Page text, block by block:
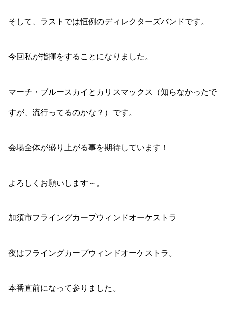
そして、ラストでは恒例のディレクターズバンドです。
今回私が指揮をすることになりました。
マーチ・ブルースカイとカリスマックス（知らなかったで
すが、流行ってるのかな？）です。
会場全体が盛り上がる事を期待しています！
よろしくお願いします～。
加須市フライングカープウィンドオーケストラ
夜はフライングカープウィンドオーケストラ。
本番直前になって参りました。